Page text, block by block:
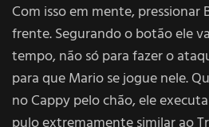
Com isso em mente, pressionar
frente. Segurando o botão ele
tempo, não só para fazer o
para que Mario se jogue nele.
no Cappy pelo chão, ele